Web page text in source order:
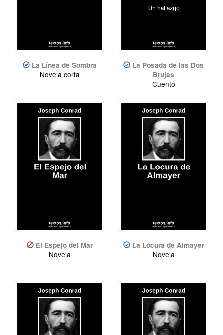
La Línea de Sombra
Novela corta
La Posada de las Dos
Brujas
Cuento
El Espejo del Mar
Novela
La Locura de Almayer
Novela